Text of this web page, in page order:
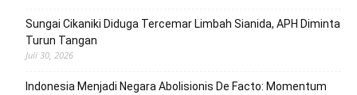
Sungai Cikaniki Diduga Tercemar Limbah Sianida, APH Diminta
Turun Tangan
Juli 30, 2026
‎Indonesia Menjadi Negara Abolisionis De Facto: Momentum